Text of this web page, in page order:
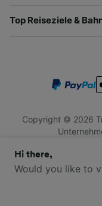
Top Reiseziele &
Copyright © 2026
Firmennummer
St, London EC4A
Hi there,
Would you like to